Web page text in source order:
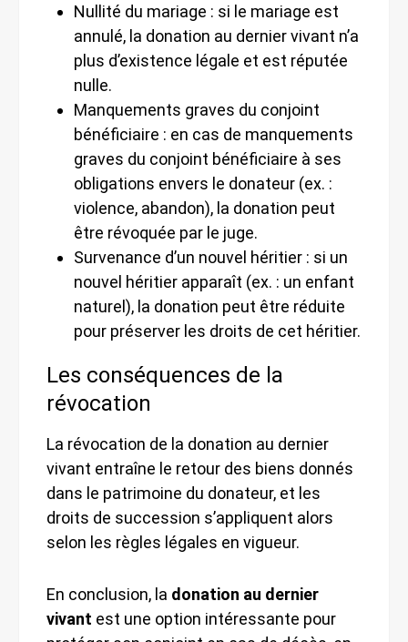
Nullité du mariage : si le mariage est
annulé, la donation au dernier vivant n’a
plus d’existence légale et est réputée
nulle.
Manquements graves du conjoint
bénéficiaire : en cas de manquements
graves du conjoint bénéficiaire à ses
obligations envers le donateur (ex. :
violence, abandon), la donation peut
être révoquée par le juge.
Survenance d’un nouvel héritier : si un
nouvel héritier apparaît (ex. : un enfant
naturel), la donation peut être réduite
pour préserver les droits de cet héritier.
Les conséquences de la
révocation
La révocation de la donation au dernier
vivant entraîne le retour des biens donnés
dans le patrimoine du donateur, et les
droits de succession s’appliquent alors
selon les règles légales en vigueur.
En conclusion, la donation au dernier
vivant est une option intéressante pour